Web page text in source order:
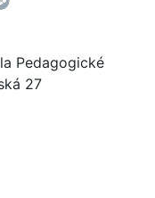
Pedagogické
27